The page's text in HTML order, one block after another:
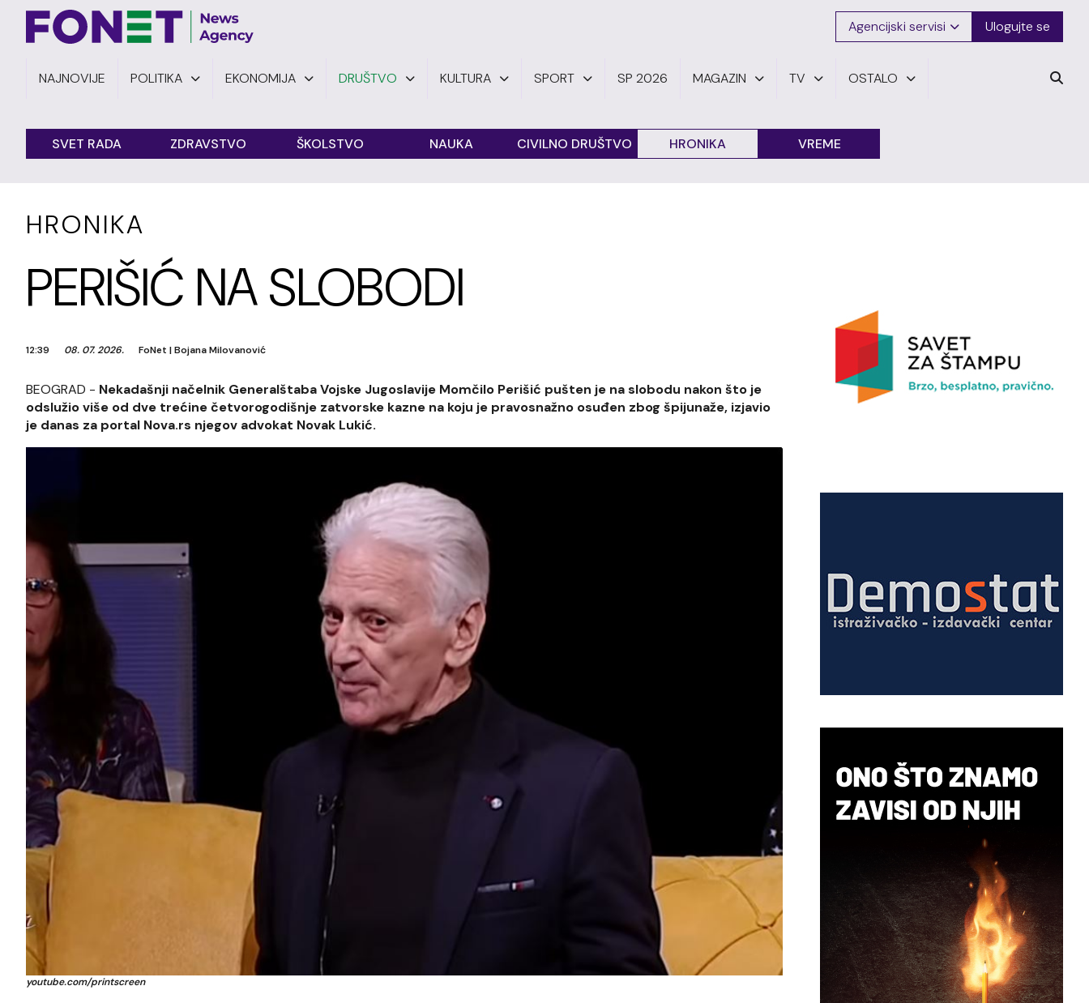
Agencijski servisi Ulogujte se
NAJNOVIJE POLITIKA EKONOMIJA DRUŠTVO KULTURA SPORT SP 2026 MAGAZIN TV OSTALO
SVET RADA ZDRAVSTVO ŠKOLSTVO NAUKA CIVILNO DRUŠTVO HRONIKA VREME
HRONIKA
PERIŠIĆ NA SLOBODI
12:39 08. 07. 2026. FoNet |Bojana Milovanović
BEOGRAD - Nekadašnji načelnik Generalštaba Vojske Jugoslavije Momčilo Perišić pušten je na slobodu nakon što je
odslužio više od dve trećine četvorogodišnje zatvorske kazne na koju je pravosnažno osuđen zbog špijunaže, izjavio
je danas za portal Nova.rs njegov advokat Novak Lukić.
youtube.com/printscreen